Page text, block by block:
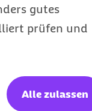
gutes
prüfen und
Alle zulassen